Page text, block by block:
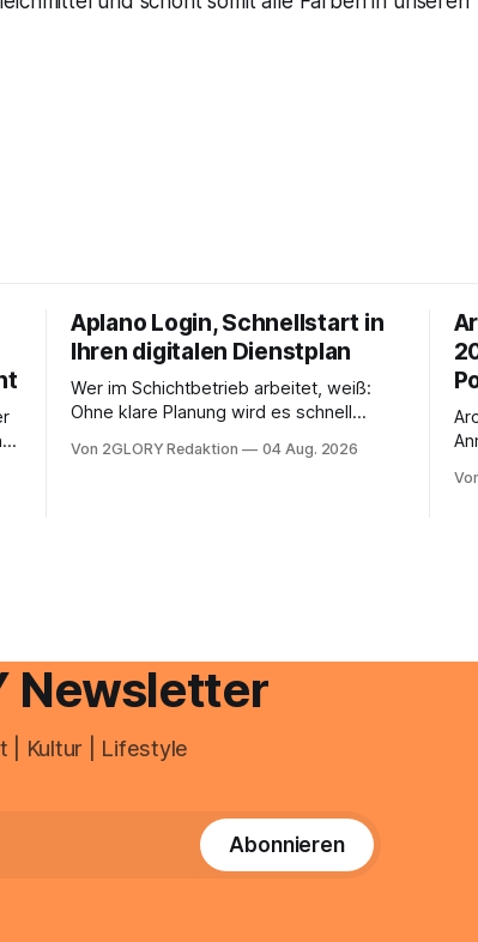
Aplano Login, Schnellstart in
Ihren digitalen Dienstplan
Wer im Schichtbetrieb arbeitet, weiß:
Ohne klare Planung wird es schnell
zentraler Zugangspunkt, um dienstpläne,
Von 2GLORY Redaktion 04 Aug. 2026
Newsletter
| Kultur | Lifestyle
Abonnieren